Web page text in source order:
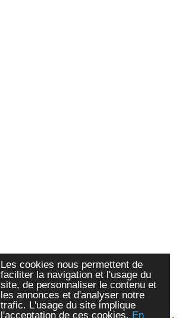
Les cookies nous permettent de
faciliter la navigation et l'usage du
site, de personnaliser le contenu et
les annonces et d'analyser notre
trafic. L'usage du site implique
l'acceptation de ces cookies. En